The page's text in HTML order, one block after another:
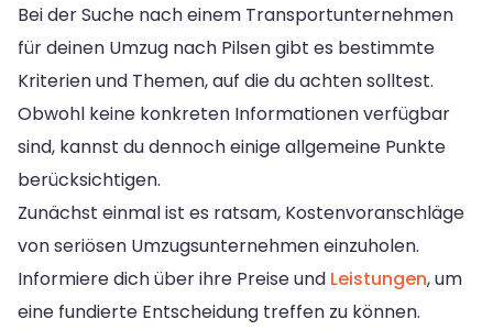
Bei der Suche nach einem Transportunternehmen
für deinen Umzug nach Pilsen gibt es bestimmte
Kriterien und Themen, auf die du achten solltest.
Obwohl keine konkreten Informationen verfügbar
sind, kannst du dennoch einige allgemeine Punkte
berücksichtigen.
Zunächst einmal ist es ratsam, Kostenvoranschläge
von seriösen Umzugsunternehmen einzuholen.
Informiere dich über ihre Preise und Leistungen, um
eine fundierte Entscheidung treffen zu können.